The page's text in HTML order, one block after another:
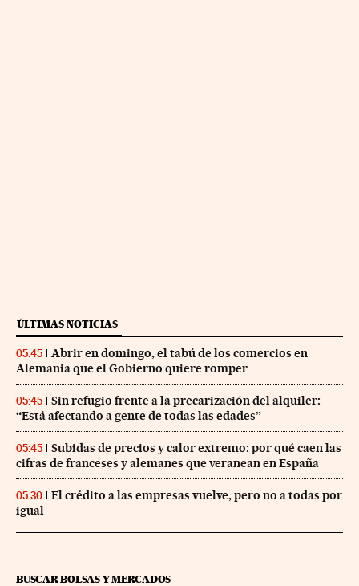
ÚLTIMAS NOTICIAS
05:45
Abrir en domingo, el tabú de los comercios en
Alemania que el Gobierno quiere romper
05:45
Sin refugio frente a la precarización del alquiler:
“Está afectando a gente de todas las edades”
05:45
Subidas de precios y calor extremo: por qué caen las
cifras de franceses y alemanes que veranean en España
05:30
El crédito a las empresas vuelve, pero no a todas por
igual
BUSCAR BOLSAS Y MERCADOS